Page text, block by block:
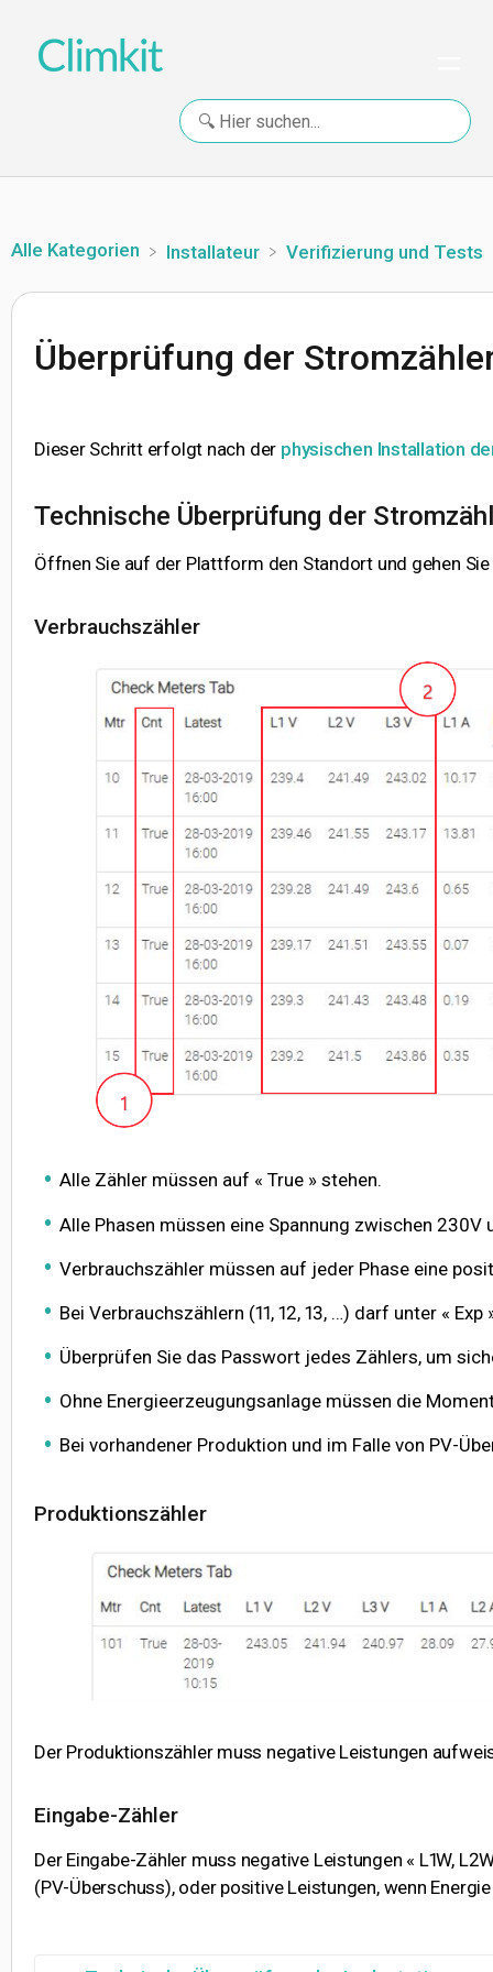
Alle Kategorien ​Installateur ​Verifizierung und Tests
Überprüfung der
Dieser Schritt erfolgt nach der physischen Installation
Technische Überprüfung der
Öffnen Sie auf der Plattform den Standort und gehen
Verbrauchszähler
Alle Zähler müssen auf « True » stehen.
Alle Phasen müssen eine Spannung zwischen 230V
Verbrauchszähler müssen auf jeder Phase eine
Bei Verbrauchszählern (11, 12, 13, …) darf unter «
Überprüfen Sie das Passwort jedes Zählers, um
Ohne Energieerzeugungsanlage müssen die
Bei vorhandener Produktion und im Falle von PV-
Produktionszähler
Der Produktionszähler muss negative Leistungen
Eingabe-Zähler
Der Eingabe-Zähler muss negative Leistungen « L1W,
(PV-Überschuss), oder positive Leistungen, wenn